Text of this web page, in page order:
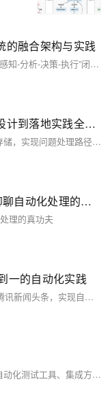
的融合架构与实践
AR运维系统融合IoT、EMA、MES数据，构建“感知-分析-决策-执行”闭环。通过AR终端实现设备数据可视化，实时呈现温度、工单等信息，提升运维效率与生产可靠性。（238字）
运维知识沉淀工具深度解析：从结构设计到落地实践全拆解
运维知识沉淀工具助力团队将零散经验结构化存储，实现问题处理路径标准化、知识复用化。通过标签、模板与自动化调取机制，让每次处理都留下可复用资产，提升团队协同效率与系统稳定性。
运维安全还能靠“人盯人”？别闹了，聊聊自动化处理的真功夫
理的真功夫
一的自动化实践
在信息爆炸时代，本文教你用Python定时爬取腾讯新闻头条，实现自动化监控。涵盖请求、解析、存储、去重、代理及异常通知，助你构建高效新闻采集系统，适用于金融、电商、媒体等场景。（238字）
自动化测试用例的覆盖度及关键点最佳实践、自动化测试工具、集成方法、自动化脚本编写等（兼容多语言（Java、Python、Go、C++、C#等）、多框架（Spring、React、Vue等））